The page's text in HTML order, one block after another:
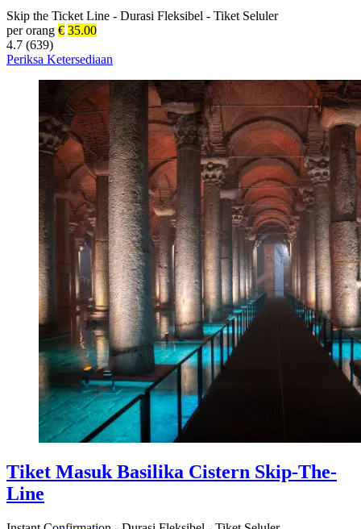
Skip the Ticket Line - Durasi Fleksibel - Tiket Seluler
per orang € 35.00
4.7 (639)
Periksa Ketersediaan
Tiket Masuk Basilika Cistern Skip-The-
Line